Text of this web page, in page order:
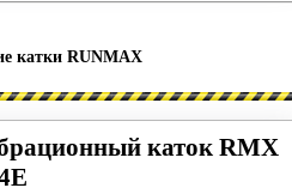
катки RUNMAX
каток RMX